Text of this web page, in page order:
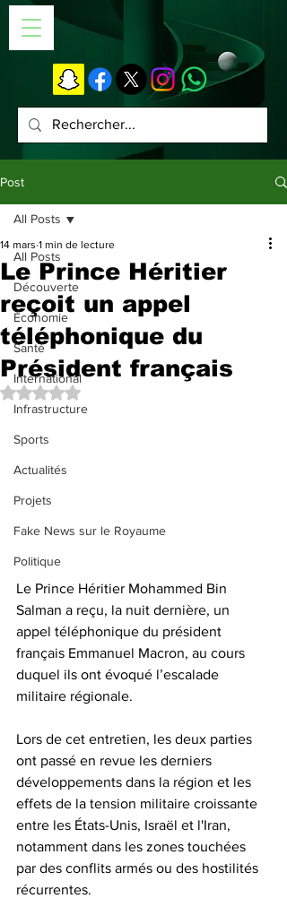
Post
All Posts
Découverte
Économie
Santé
International
Infrastructure
Sports
Actualités
Projets
Fake News sur le Royaume
Politique
All Posts
Le Prince Héritier
reçoit un appel
téléphonique du
Président français
14 mars 1 min de lecture
Noté NaN étoiles sur 5.
Le Prince Héritier Mohammed Bin
Salman a reçu, la nuit dernière, un
appel téléphonique du président
français Emmanuel Macron, au cours
duquel ils ont évoqué l’escalade
militaire régionale.
Lors de cet entretien, les deux parties
ont passé en revue les derniers
développements dans la région et les
effets de la tension militaire croissante
entre les États-Unis, Israël et l'Iran,
notamment dans les zones touchées
par des conflits armés ou des hostilités
récurrentes.